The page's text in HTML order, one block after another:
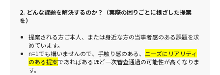
2. どんな課題を解決するのか？（実際の困りごとに根ざした提案
を）
提案される方ご本人、または身近な方の当事者感のある課題を求
めています。
n=1でも構いませんので、手触り感のある、 ニーズにリアリティ
のある提案であればあるほど一次審査通過の可能性が高くなりま
す。